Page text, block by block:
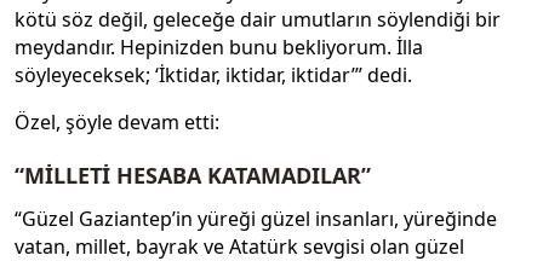
kötü söz değil, geleceğe dair umutların söylendiği bir
meydandır. Hepinizden bunu bekliyorum. İlla
söyleyeceksek; ‘İktidar, iktidar, iktidar’” dedi.
Özel, şöyle devam etti:
“MİLLETİ HESABA KATAMADILAR”
“Güzel Gaziantep’in yüreği güzel insanları, yüreğinde
vatan, millet, bayrak ve Atatürk sevgisi olan güzel